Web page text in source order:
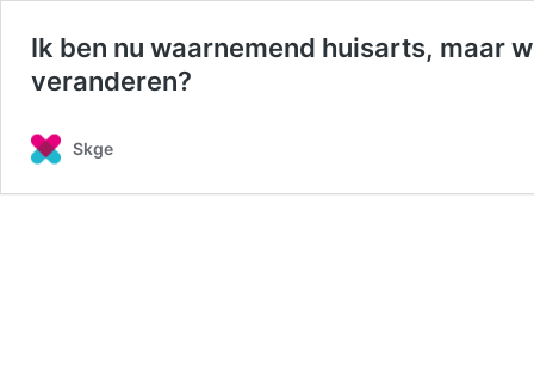
Ik ben nu waarnemend huisarts, maar
veranderen?
Skge